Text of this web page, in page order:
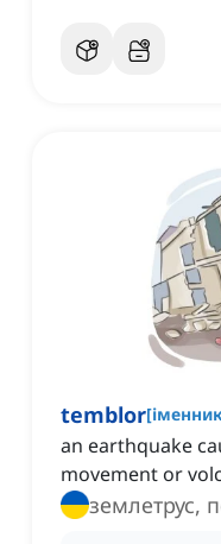
temblor[
an earthquake
movement or
землетрус,